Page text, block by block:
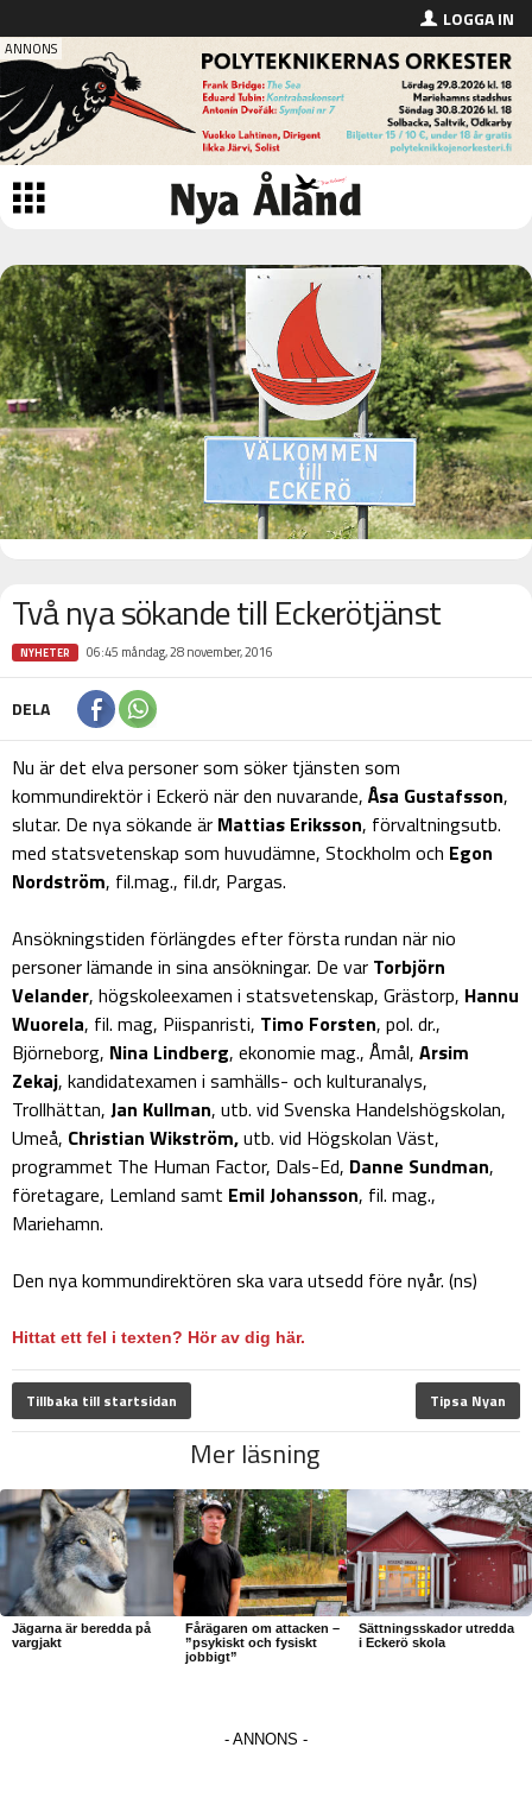
LOGGA IN
Två nya sökande till Eckerötjänst
NYHETER 06:45 måndag, 28 november, 2016
DELA
Nu är det elva personer som söker tjänsten som
kommundirektör i Eckerö när den nuvarande, Åsa Gustafsson,
slutar. De nya sökande är Mattias Eriksson, förvaltningsutb.
med statsvetenskap som huvudämne, Stockholm och Egon
Nordström, fil.mag., fil.dr, Pargas.
Ansökningstiden förlängdes efter första rundan när nio
personer lämande in sina ansökningar. De var Torbjörn
Velander, högskoleexamen i statsvetenskap, Grästorp, Hannu
Wuorela, fil. mag, Piispanristi, Timo Forsten, pol. dr.,
Björneborg, Nina Lindberg, ekonomie mag., Åmål, Arsim
Zekaj, kandidatexamen i samhälls- och kulturanalys,
Trollhättan, Jan Kullman, utb. vid Svenska Handelshögskolan,
Umeå, Christian Wikström,utb. vid Högskolan Väst,
programmet The Human Factor, Dals-Ed, Danne Sundman,
företagare, Lemland samt Emil Johansson, fil. mag.,
Mariehamn.
Den nya kommundirektören ska vara utsedd före nyår. (ns)
Hittat ett fel i texten? Hör av dig här.
Tillbaka till startsidan Tipsa Nyan
Mer läsning
Jägarna är beredda på
vargjakt
Fårägaren om attacken –
”psykiskt och fysiskt
jobbigt”
Sättningsskador utredda
i Eckerö skola